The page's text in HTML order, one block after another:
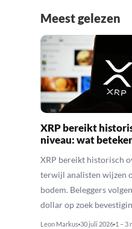
Meest gelezen
XRP bereikt
niveau: wat
XRP bereikt historisch
terwijl analisten wijzen
bodem. Beleggers
dollar op zoek
Leon Markus 30 juli 2026 1 – 3